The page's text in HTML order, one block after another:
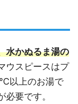
水かぬるま湯の
ウスピースはプ
以上のお湯で
要です。